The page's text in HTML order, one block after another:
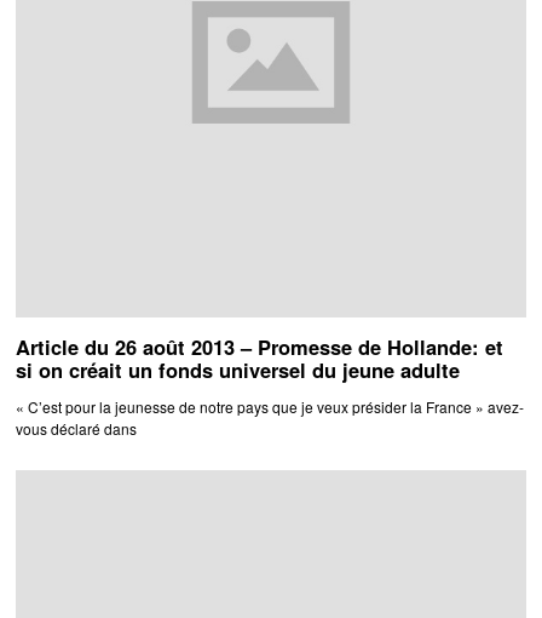
Article du 26 août 2013 – Promesse de Hollande: et
si on créait un fonds universel du jeune adulte
« C’est pour la jeunesse de notre pays que je veux présider la France » avez-
vous déclaré dans